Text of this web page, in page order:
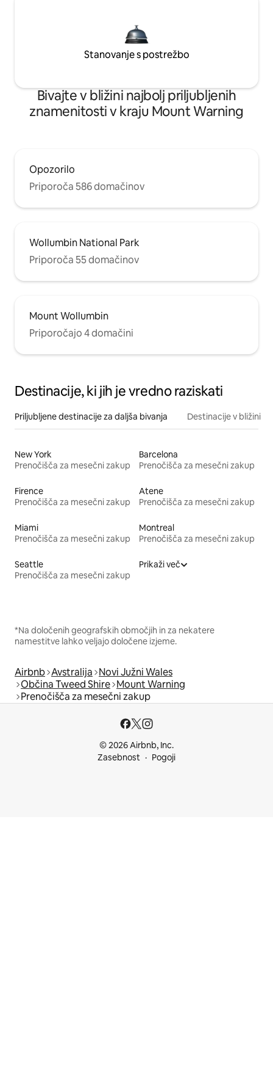
Stanovanje s postrežbo
Bivajte v bližini najbolj priljubljenih
znamenitosti v kraju Mount Warning
Opozorilo
Priporoča 586 domačinov
Wollumbin National Park
Priporoča 55 domačinov
Mount Wollumbin
Priporočajo 4 domačini
Destinacije, ki jih je vredno raziskati
Priljubljene destinacije za daljša bivanja Destinacije v bližini
New York
Prenočišča za mesečni zakup
Barcelona
Prenočišča za mesečni zakup
Firence
Prenočišča za mesečni zakup
Atene
Prenočišča za mesečni zakup
Miami
Prenočišča za mesečni zakup
Montreal
Prenočišča za mesečni zakup
Seattle
Prenočišča za mesečni zakup
Prikaži več
*Na določenih geografskih območjih in za nekatere
namestitve lahko veljajo določene izjeme.
Airbnb Avstralija Novi Južni Wales
Občina Tweed Shire Mount Warning
Prenočišča za mesečni zakup
© 2026 Airbnb, Inc.
Zasebnost
Pogoji